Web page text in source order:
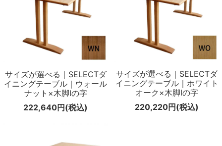
サイズが選べる｜SELECTダ
イニングテーブル｜ウォール
ナット×木脚Iの字
222,640円(税込)
サイズが選べる｜SELECTダ
イニングテーブル｜ホワイト
オーク×木脚Iの字
220,220円(税込)